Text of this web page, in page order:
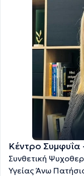
Κέντρο
Συνθετική
Υγείας Άνω